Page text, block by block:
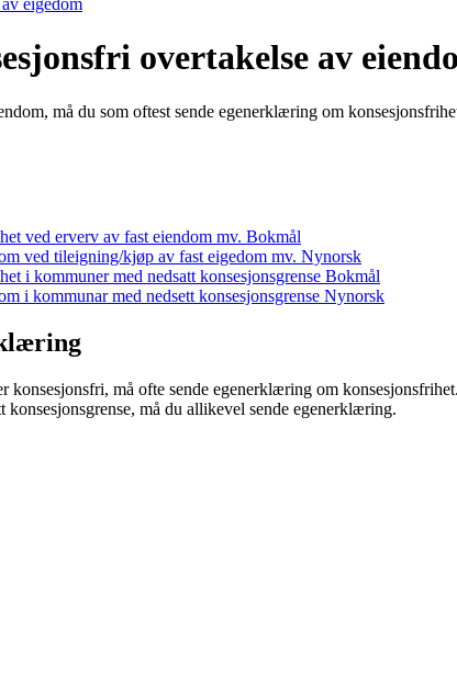
eigedom
overtakelse av
må du som oftest sende egenerklæring om
ved erverv av fast eiendom mv. Bokmål
ved tileigning/kjøp av fast eigedom mv. Nynorsk
i kommuner med nedsatt konsesjonsgrense Bokmål
i kommunar med nedsett konsesjonsgrense Nynorsk
konsesjonsfri, må ofte sende egenerklæring om
må du allikevel sende egenerklæring.